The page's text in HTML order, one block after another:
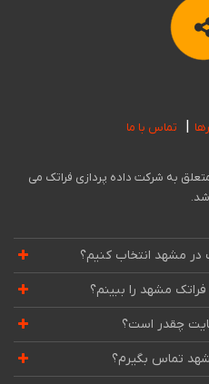
تماس با ما
به شرکت داده پردازی فراتک می
در مشهد انتخاب کنیم؟
مشهد را ببینم؟
چقدر است؟
تماس بگیرم؟